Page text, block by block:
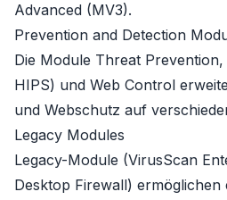
Advanced (MV3).
Prevention and Detection
Die Module Threat
HIPS) und Web Control
und Webschutz auf
Legacy Modules
Legacy-Module (VirusScan
Desktop Firewall) ermöglichen